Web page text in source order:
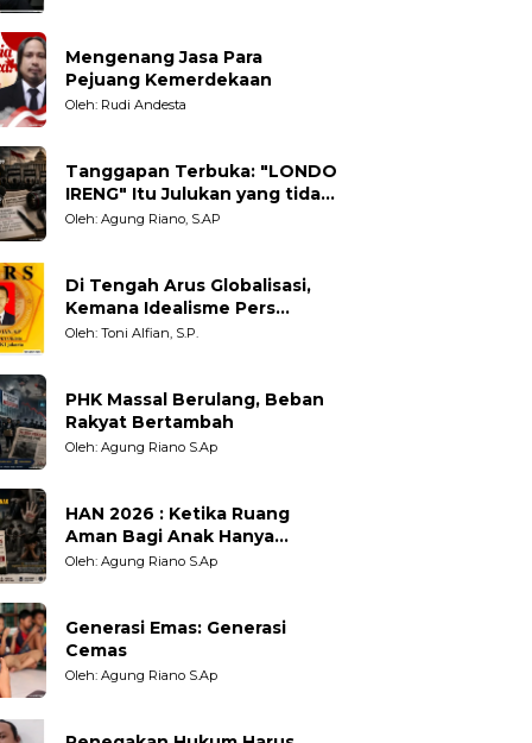
Mengenang Jasa Para
Pejuang Kemerdekaan
Oleh: Rudi Andesta
Tanggapan Terbuka: "LONDO
IRENG" Itu Julukan yang tidak
Adil untuk Wartawan,
Oleh: Agung Riano, S.AP
Di Tengah Arus Globalisasi,
Kemana Idealisme Pers
Berpihak?
Oleh: Toni Alfian, S.P.
PHK Massal Berulang, Beban
Rakyat Bertambah
Oleh: Agung Riano S.Ap
HAN 2026 : Ketika Ruang
Aman Bagi Anak Hanya
Sebatas Angan
Oleh: Agung Riano S.Ap
Generasi Emas: Generasi
Cemas
Oleh: Agung Riano S.Ap